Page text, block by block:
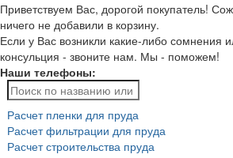
Приветствуем Вас, дорогой покупатель!
ничего не добавили в корзину.
Если у Вас возникли какие-либо сомнения
консульция - звоните нам. Мы - поможем!
Наши телефоны:
Расчет пленки для пруда
Расчет фильтрации для пруда
Расчет строительства пруда